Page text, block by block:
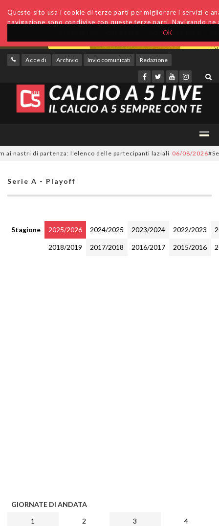
OK
Questo sito usa i cookie di terze parti per migliorare i servizi e
navigazione sono condivise con queste terze parti. Navigando
Accedi Archivio Invio comunicati Redazione
di partenza: l'elenco delle partecipanti laziali 06/08/2026
Serie A - Playoff
Stagione 2025/2026 2024/2025 2023/2024 2022/2023
2018/2019 2017/2018 2016/2017 2015/2016
GIORNATE DI ANDATA
1
2 3 4